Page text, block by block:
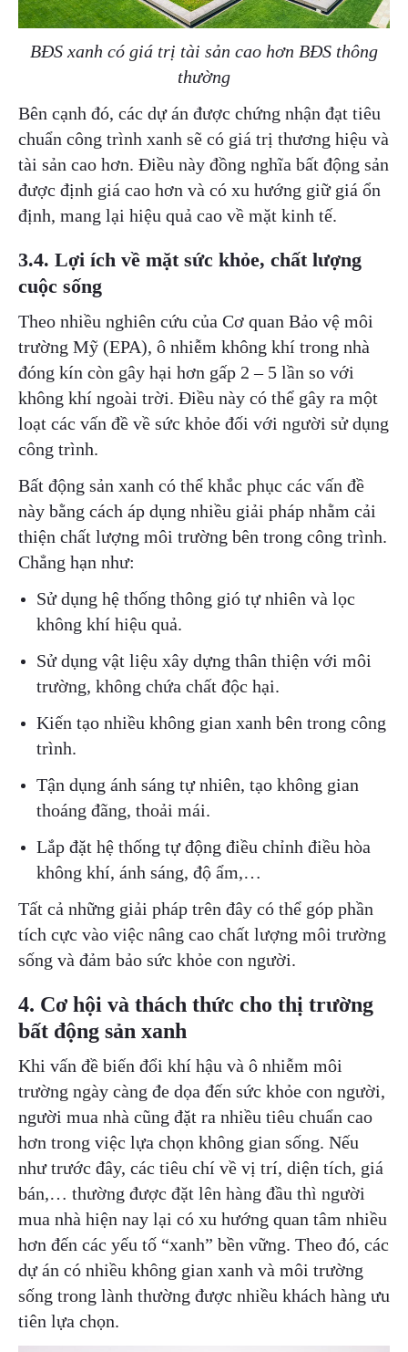
BĐS xanh có giá trị tài sản cao hơn BĐS thông
thường
Bên cạnh đó, các dự án được chứng nhận đạt tiêu
chuẩn công trình xanh sẽ có giá trị thương hiệu và
tài sản cao hơn. Điều này đồng nghĩa bất động sản
được định giá cao hơn và có xu hướng giữ giá ổn
định, mang lại hiệu quả cao về mặt kinh tế.
3.4. Lợi ích về mặt sức khỏe, chất lượng
cuộc sống
Theo nhiều nghiên cứu của Cơ quan Bảo vệ môi
trường Mỹ (EPA), ô nhiễm không khí trong nhà
đóng kín còn gây hại hơn gấp 2 – 5 lần so với
không khí ngoài trời. Điều này có thể gây ra một
loạt các vấn đề về sức khỏe đối với người sử dụng
công trình.
Bất động sản xanh có thể khắc phục các vấn đề
này bằng cách áp dụng nhiều giải pháp nhằm cải
thiện chất lượng môi trường bên trong công trình.
Chẳng hạn như:
Sử dụng hệ thống thông gió tự nhiên và lọc
không khí hiệu quả.
Sử dụng vật liệu xây dựng thân thiện với môi
trường, không chứa chất độc hại.
Kiến tạo nhiều không gian xanh bên trong công
trình.
Tận dụng ánh sáng tự nhiên, tạo không gian
thoáng đãng, thoải mái.
Lắp đặt hệ thống tự động điều chỉnh điều hòa
không khí, ánh sáng, độ ẩm,…
Tất cả những giải pháp trên đây có thể góp phần
tích cực vào việc nâng cao chất lượng môi trường
sống và đảm bảo sức khỏe con người.
4. Cơ hội và thách thức cho thị trường
bất động sản xanh
Khi vấn đề biến đổi khí hậu và ô nhiễm môi
trường ngày càng đe dọa đến sức khỏe con người,
người mua nhà cũng đặt ra nhiều tiêu chuẩn cao
hơn trong việc lựa chọn không gian sống. Nếu
như trước đây, các tiêu chí về vị trí, diện tích, giá
bán,… thường được đặt lên hàng đầu thì người
mua nhà hiện nay lại có xu hướng quan tâm nhiều
hơn đến các yếu tố “xanh” bền vững. Theo đó, các
dự án có nhiều không gian xanh và môi trường
sống trong lành thường được nhiều khách hàng ưu
tiên lựa chọn.